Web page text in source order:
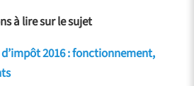
à lire sur le sujet
2016 : fonctionnement,